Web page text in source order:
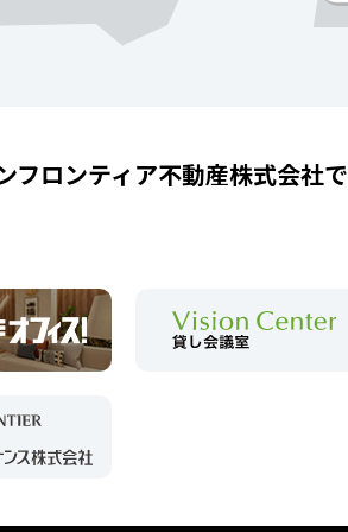
フロンティア不動産株式会社で